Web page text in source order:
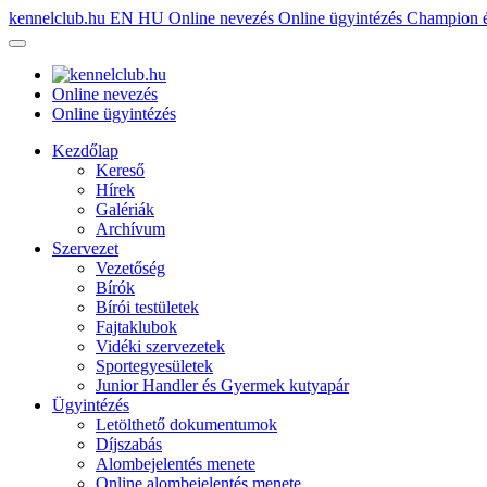
kennelclub.hu EN HU Online nevezés Online ügyintézés Champion
Online nevezés
Online ügyintézés
Kezdőlap
Kereső
Hírek
Galériák
Archívum
Szervezet
Vezetőség
Bírók
Bírói testületek
Fajtaklubok
Vidéki szervezetek
Sportegyesületek
Junior Handler és Gyermek kutyapár
Ügyintézés
Letölthető dokumentumok
Díjszabás
Alombejelentés menete
Online alombejelentés menete